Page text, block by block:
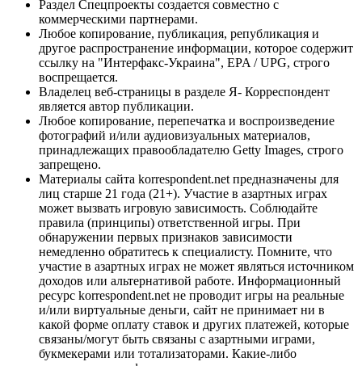
Раздел Спецпроекты создается совместно с
коммерческими партнерами.
Любое копирование, публикация, републикация и
другое распространение информации, которое содержит
ссылку на "Интерфакс-Украина", EPA / UPG, строго
воспрещается.
Владелец веб-страницы в разделе Я- Корреспондент
является автор публикации.
Любое копирование, перепечатка и воспроизведение
фотографий и/или аудиовизуальных материалов,
принадлежащих правообладателю Getty Images, строго
запрещено.
Материалы сайта korrespondent.net предназначены для
лиц старше 21 года (21+). Участие в азартных играх
может вызвать игровую зависимость. Соблюдайте
правила (принципы) ответственной игры. При
обнаружении первых признаков зависимости
немедленно обратитесь к специалисту. Помните, что
участие в азартных играх не может являться источником
доходов или альтернативой работе. Информационный
ресурс korrespondent.net не проводит игры на реальные
и/или виртуальные деньги, сайт не принимает ни в
какой форме оплату ставок и других платежей, которые
связаны/могут быть связаны с азартными играми,
букмекерами или тотализаторами. Какие-либо